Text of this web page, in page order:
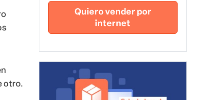
otro.
Quiero vender por
internet